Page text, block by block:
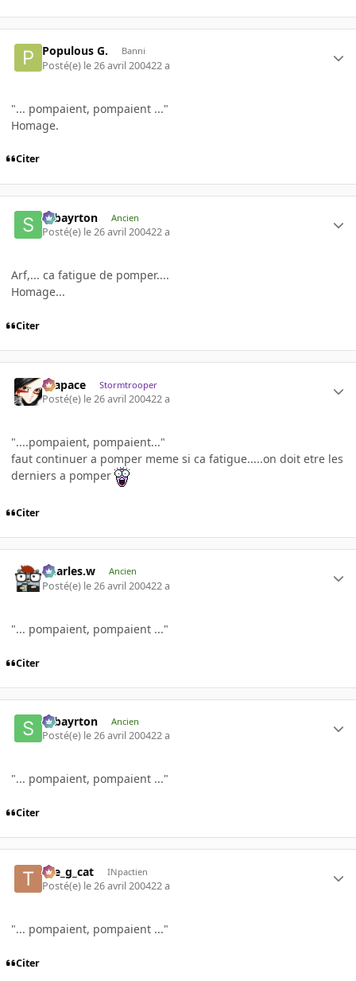
Populous G. Banni
Posté(e) le 26 avril 200422 a
"... pompaient, pompaient ..."
Homage.
Citer
sebayrton Ancien
Posté(e) le 26 avril 200422 a
Arf,... ca fatigue de pomper....
Homage...
Citer
Krapace Stormtrooper
Posté(e) le 26 avril 200422 a
"....pompaient, pompaient..."
faut continuer a pomper meme si ca fatigue.....on doit etre les
derniers a pomper
Citer
Charles.w Ancien
Posté(e) le 26 avril 200422 a
"... pompaient, pompaient ..."
Citer
sebayrton Ancien
Posté(e) le 26 avril 200422 a
"... pompaient, pompaient ..."
Citer
the_g_cat INpactien
Posté(e) le 26 avril 200422 a
"... pompaient, pompaient ..."
Citer